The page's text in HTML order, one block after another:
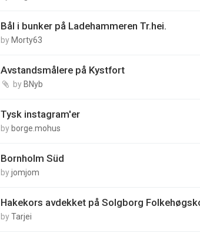
Bål i bunker på Ladehammeren Tr.hei.
by Morty63
Avstandsmålere på Kystfort
by BNyb
Tysk instagram'er
by borge.mohus
Bornholm Süd
byjomjom
Hakekors avdekket på Solgborg
byTarjei